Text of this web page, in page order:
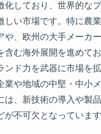
化しており、世界的な
しい市場です。特に農
や、欧州の大手メーカ
含む海外展開を進めて
ンド力を武器に市場を
業や地域の中堅・中小
は、新技術の導入や製
が不可欠となっています